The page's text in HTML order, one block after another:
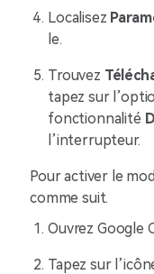
Localisez
le.
Trouvez
tapez sur
fonctionnalité
l’interrupteur.
Pour activer le
comme suit.
Ouvrez Google
Tapez sur